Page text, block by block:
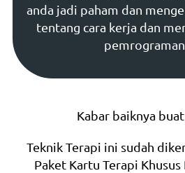
anda jadi paham dan
tentang cara kerja dan
Kabar baiknya
Teknik Terapi ini sudah
Paket Kartu Terapi Khusus